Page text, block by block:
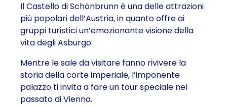
Il Castello di Schönbrunn è una delle attrazioni
più popolari dell’Austria, in quanto offre ai
gruppi turistici un’emozionante visione della
vita degli Asburgo.
Mentre le sale da visitare fanno rivivere la
storia della corte imperiale, l’imponente
palazzo ti invita a fare un tour speciale nel
passato di Vienna.